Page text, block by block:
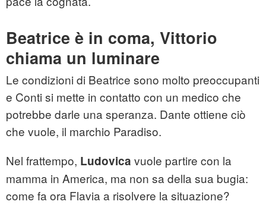
Beatrice è in coma, Vittorio
chiama un luminare
Le condizioni di Beatrice sono molto preoccupanti
e Conti si mette in contatto con un medico che
potrebbe darle una speranza. Dante ottiene ciò
che vuole, il marchio Paradiso.
Nel frattempo, Ludovica vuole partire con la
mamma in America, ma non sa della sua bugia:
come fa ora Flavia a risolvere la situazione?